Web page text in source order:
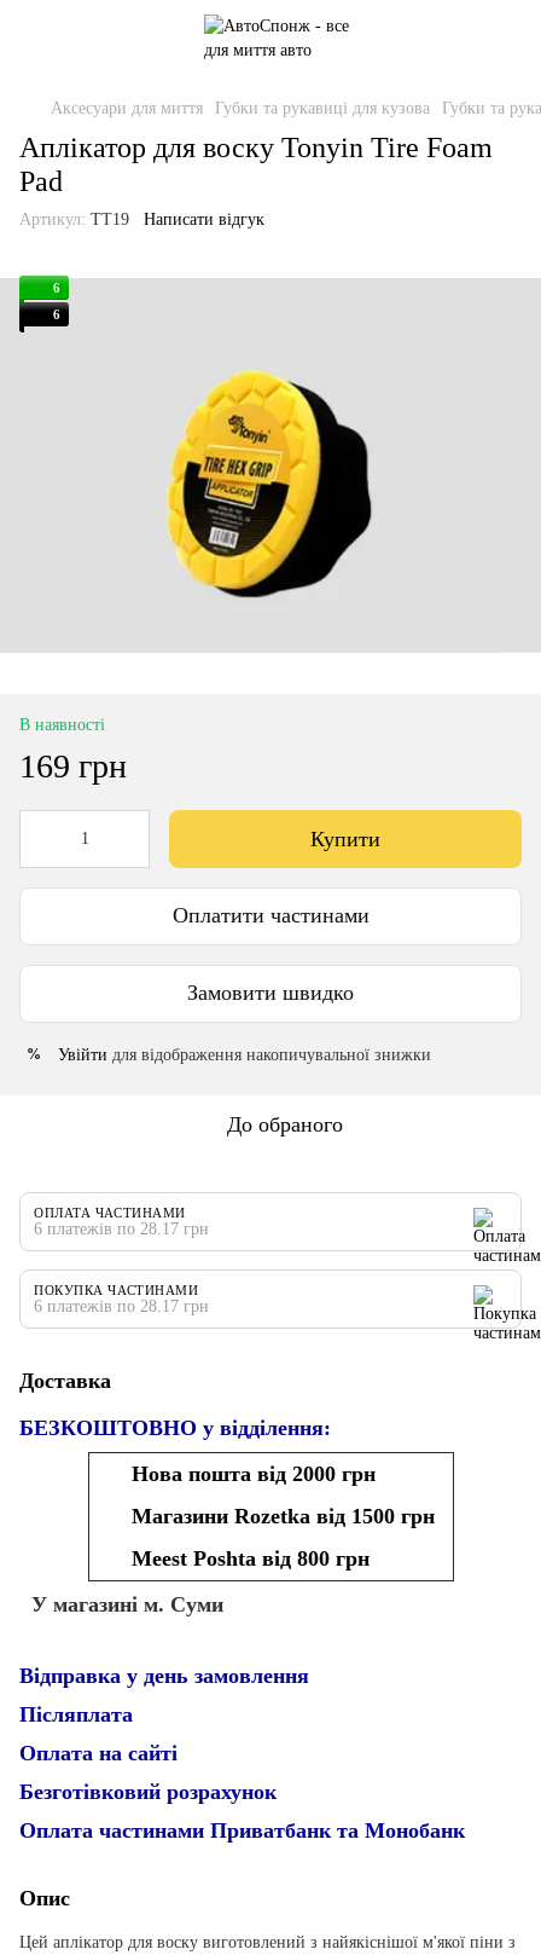
Аксесуари для миття Губки та рукавиці для кузова Губки та
Аплікатор для воску Tonyin Tire Foam
Pad
Артикул: TT19 Написати відгук
6
6
В наявності
169 грн
Купити
Оплатити частинами
Замовити швидко
% Увійти для відображення накопичувальної знижки
До обраного
ОПЛАТА ЧАСТИНАМИ
6 платежів по 28.17 грн
ПОКУПКА ЧАСТИНАМИ
6 платежів по 28.17 грн
Доставка
БЕЗКОШТОВНО у відділення:
Нова пошта від 2000 грн
Магазини Rozetka від 1500 грн
Meest Poshta від 800 грн
У магазині м. Суми
Відправка у день замовлення
Післяплата
Оплата на сайті
Безготівковий розрахунок
Оплата частинами Приватбанк та Монобанк
Опис
Цей аплікатор для воску виготовлений з найякіснішої м'якої піни з